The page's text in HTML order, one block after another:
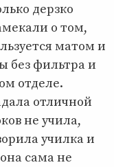
дерзко
о том,
матом и
без фильтра и
отделе.
отличной
не учила,
училка и
сама не